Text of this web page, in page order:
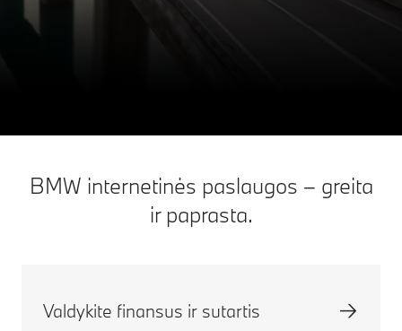
BMW internetinės paslaugos – greita
ir paprasta.
Valdykite finansus ir sutartis